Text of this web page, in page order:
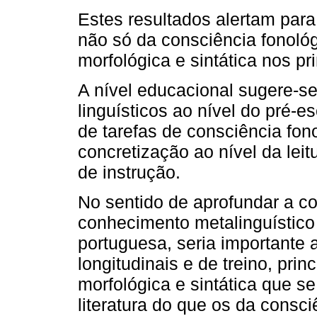
Estes resultados alertam
não só da consciência
morfológica e sintática nos
A nível educacional sugere-
linguísticos ao nível do pré-
de tarefas de consciência
concretização ao nível da
de instrução.
No sentido de aprofundar a
conhecimento
portuguesa, seria importante
longitudinais e de treino,
morfológica e sintática que
literatura do que os da